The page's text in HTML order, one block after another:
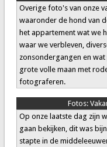
Overige foto's van onze
waaronder de hond van
het appartement wat we
waar we verbleven,
zonsondergangen en
grote volle maan met
fotograferen.
Fotos:
Op onze laatste dag zijn
gaan bekijken, dit was
stapte in de